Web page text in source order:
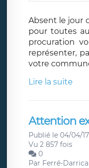
Absent le jour
pour toutes
procuration
représenter,
votre
Lire la suite
Attention
Publié le 04/04/17
Vu 2 857 fois
0
Par Ferré-